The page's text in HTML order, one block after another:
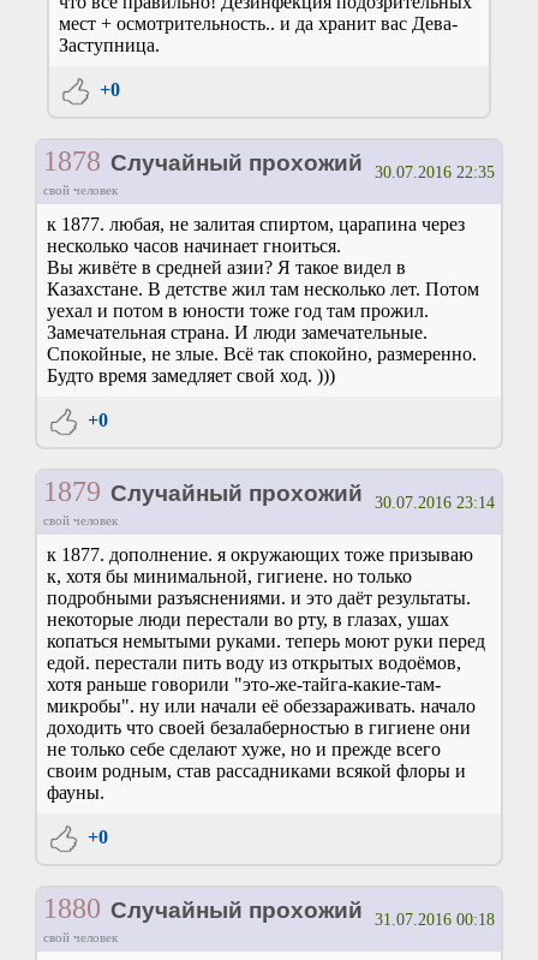
мест + осмотрительность.. и да хранит вас Дева-
Заступница.
+0
1878 Случайный прохожий
свой человек
30.07.2016 22:35
к 1877. любая, не залитая спиртом, царапина через
несколько часов начинает гноиться.
Вы живёте в средней азии? Я такое видел в
Казахстане. В детстве жил там несколько лет. Потом
уехал и потом в юности тоже год там прожил.
Замечательная страна. И люди замечательные.
Спокойные, не злые. Всё так спокойно, размеренно.
Будто время замедляет свой ход. )))
+0
1879 Случайный прохожий
свой человек
30.07.2016 23:14
к 1877. дополнение. я окружающих тоже призываю
к, хотя бы минимальной, гигиене. но только
подробными разъяснениями. и это даёт результаты.
некоторые люди перестали во рту, в глазах, ушах
копаться немытыми руками. теперь моют руки перед
едой. перестали пить воду из открытых водоёмов,
хотя раньше говорили "это-же-тайга-какие-там-
микробы". ну или начали её обеззараживать. начало
доходить что своей безалаберностью в гигиене они
не только себе сделают хуже, но и прежде всего
своим родным, став рассадниками всякой флоры и
фауны.
+0
1880 Случайный прохожий
свой человек
31.07.2016 00:18